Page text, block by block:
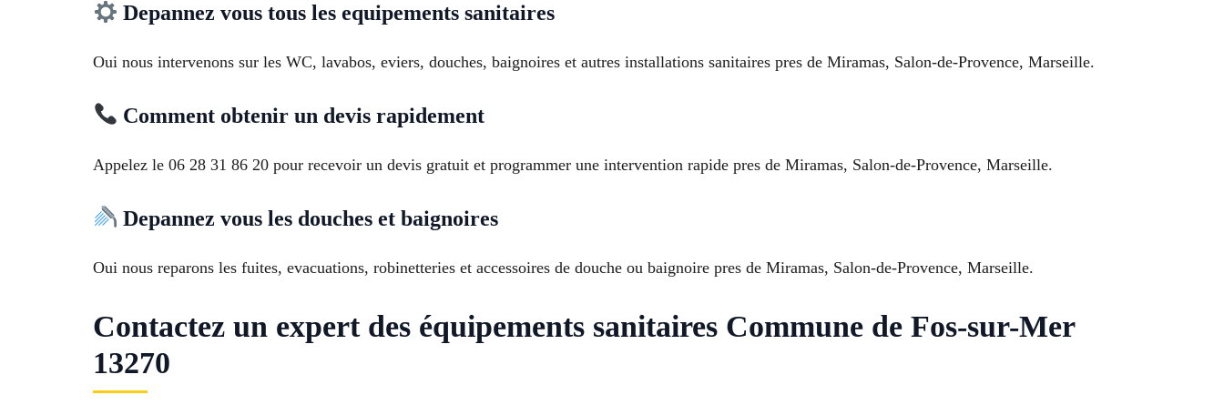
Depannez vous tous les equipements sanitaires
Oui nous intervenons sur les WC, lavabos, eviers, douches, baignoires et autres installations sanitaires pres de Miramas, Salon-de-Provence, Marseille.
Comment obtenir un devis rapidement
Appelez le 06 28 31 86 20 pour recevoir un devis gratuit et programmer une intervention rapide pres de Miramas, Salon-de-Provence, Marseille.
Depannez vous les douches et baignoires
Oui nous reparons les fuites, evacuations, robinetteries et accessoires de douche ou baignoire pres de Miramas, Salon-de-Provence, Marseille.
Contactez un expert des équipements sanitaires Commune de Fos-sur-Mer
13270